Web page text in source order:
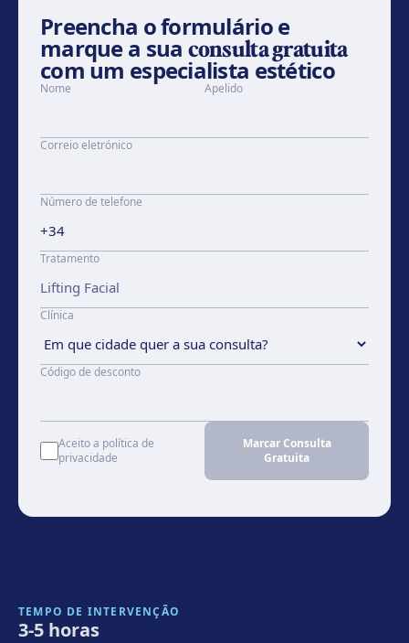
Preencha o formulário e
marque a sua consulta gratuita
com um especialista estético
Nome Apelido
Correio eletrónico
Número de telefone
Tratamento
Clínica
Código de desconto
Aceito a política de
privacidade
Marcar Consulta
Gratuita
TEMPO DE INTERVENÇÃO
3-5 horas